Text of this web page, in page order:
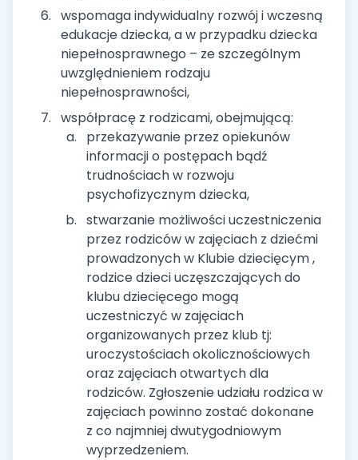
wspomaga indywidualny rozwój i wczesną
edukacje dziecka, a w przypadku dziecka
niepełnosprawnego – ze szczególnym
uwzględnieniem rodzaju
niepełnosprawności,
współpracę z rodzicami, obejmującą:
przekazywanie przez opiekunów
informacji o postępach bądź
trudnościach w rozwoju
psychofizycznym dziecka,
stwarzanie możliwości uczestniczenia
przez rodziców w zajęciach z dziećmi
prowadzonych w Klubie dziecięcym ,
rodzice dzieci uczęszczających do
klubu dziecięcego mogą
uczestniczyć w zajęciach
organizowanych przez klub tj:
uroczystościach okolicznościowych
oraz zajęciach otwartych dla
rodziców. Zgłoszenie udziału rodzica w
zajęciach powinno zostać dokonane
z co najmniej dwutygodniowym
wyprzedzeniem.